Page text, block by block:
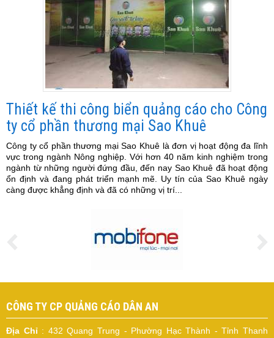
Thiết kế thi công biển quảng cáo cho Công
ty cổ phần thương mại Sao Khuê
Công ty cổ phần thương mại Sao Khuê là đơn vị hoạt động đa lĩnh
vực trong ngành Nông nghiệp. Với hơn 40 năm kinh nghiệm trong
ngành từ những người đứng đầu, đến nay Sao Khuê đã hoạt động
ổn định và đang phát triển mạnh mẽ. Uy tín của Sao Khuê ngày
càng được khẳng định và đã có những vị trí...
CÔNG TY CP QUẢNG CÁO DÂN AN
Địa Chỉ : 432 Quang Trung - Phường Hạc Thành - Tỉnh Thanh